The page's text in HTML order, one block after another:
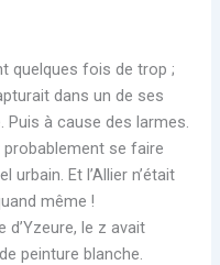
quelques fois de trop ;
dans un de ses
Puis à cause des larmes.
probablement se faire
Et l’Allier n’était
même !
d’Yzeure, le z avait
peinture blanche.